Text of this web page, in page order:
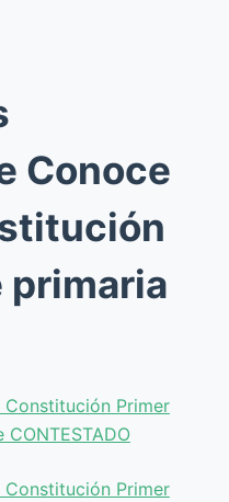
Conoce
primaria
Constitución Primer
Constitución Primer